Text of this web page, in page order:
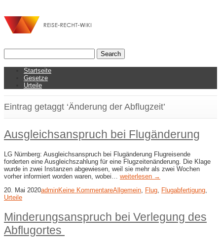
Startseite
Gesetze
Urteile
Eintrag getaggt ‘Änderung der Abflugzeit’
Ausgleichsanspruch bei Flugänderung
LG Nürnberg: Ausgleichsanspruch bei Flugänderung Flugreisende
forderten eine Ausgleichszahlung für eine Flugzeitenänderung. Die Klage
wurde in zwei Instanzen abgewiesen, weil sie mehr als zwei Wochen
vorher informiert worden waren, wobei… weiterlesen →
20. Mai 2020adminKeine KommentareAllgemein, Flug, Flugabfertigung,
Urteile
Minderungsanspruch bei Verlegung des
Abflugortes